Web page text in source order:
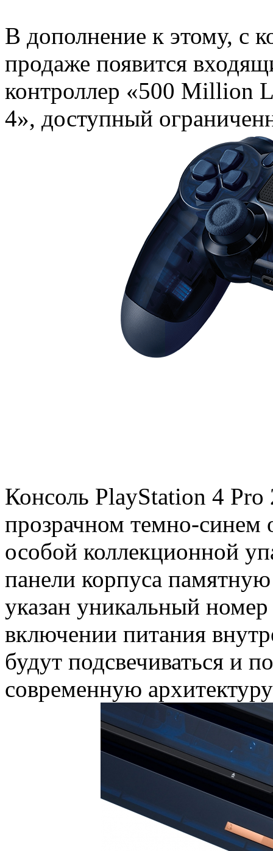
В дополнение к этому, с
продаже появится
контроллер «500 Million
4», доступный
Консоль PlayStation 4
прозрачном темно-синем
особой коллекционной
панели корпуса
указан уникальный
включении питания
будут подсвечиваться и
современную